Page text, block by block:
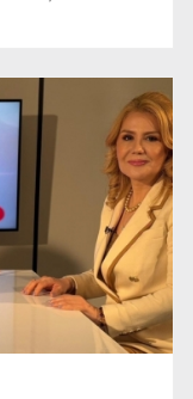
în a doua